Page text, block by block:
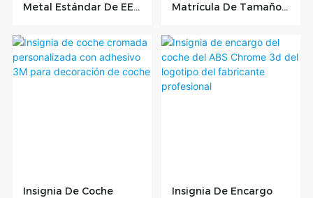
Metal Estándar De EE.
Impresa Con Rayos
Ultravioleta
Matrícula De Tamaño
Metal ABS De Plástico
De Motor
Insignia De Coche
Insignia De Encargo